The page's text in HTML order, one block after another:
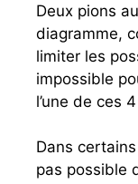
Deux pions
diagramme,
limiter les
impossible
l’une de ces
Dans
pas possible